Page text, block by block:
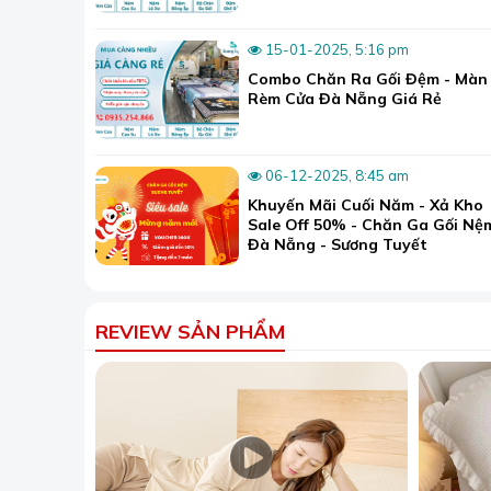
Rèm lá dọc
15-01-2025, 5:16 pm
Combo Chăn Ra Gối Đệm - Màn
Rèm Cửa Đà Nẵng Giá Rẻ
06-12-2025, 8:45 am
Khuyến Mãi Cuối Năm - Xả Kho
Sale Off 50% - Chăn Ga Gối
Đà Nẵng - Sương Tuyết
REVIEW SẢN PHẨM